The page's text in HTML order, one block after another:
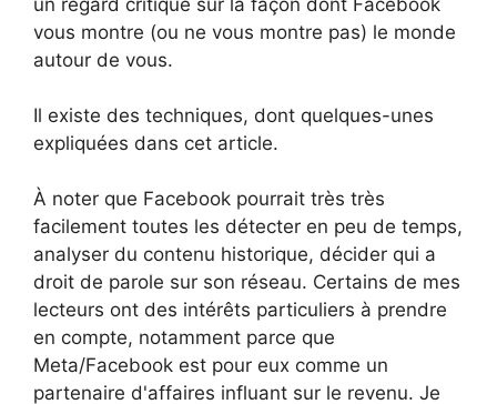
un regard critique sur la façon dont Facebook
vous montre (ou ne vous montre pas) le monde
autour de vous.
Il existe des techniques, dont quelques-unes
expliquées dans cet article.
À noter que Facebook pourrait très très
facilement toutes les détecter en peu de temps,
analyser du contenu historique, décider qui a
droit de parole sur son réseau. Certains de mes
lecteurs ont des intérêts particuliers à prendre
en compte, notamment parce que
Meta/Facebook est pour eux comme un
partenaire d'affaires influant sur le revenu. Je